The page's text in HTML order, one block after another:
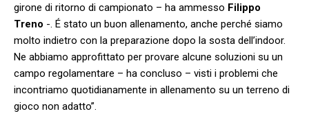
girone di ritorno di campionato – ha ammesso Filippo
Treno -. É stato un buon allenamento, anche perché siamo
molto indietro con la preparazione dopo la sosta dell’indoor.
Ne abbiamo approfittato per provare alcune soluzioni su un
campo regolamentare – ha concluso – visti i problemi che
incontriamo quotidianamente in allenamento su un terreno di
gioco non adatto”.